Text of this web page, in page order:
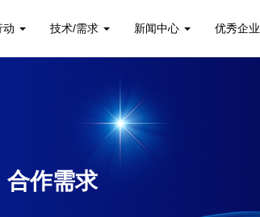
动 技术/需求 新闻中心 优秀企业
合作需求